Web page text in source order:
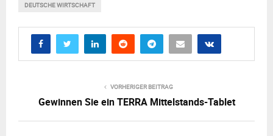
DEUTSCHE WIRTSCHAFT
VORHERIGER BEITRAG
Gewinnen Sie ein TERRA Mittelstands-Tablet